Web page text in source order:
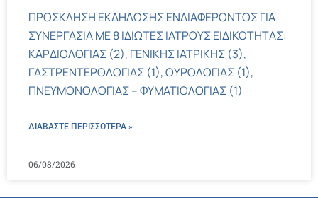
ΠΡΟΣΚΛΗΣΗ ΕΚΔΗΛΩΣΗΣ ΕΝΔΙΑΦΕΡΟΝΤΟΣ ΓΙΑ
ΣΥΝΕΡΓΑΣΙΑ ΜΕ 8 ΙΔΙΩΤΕΣ ΙΑΤΡΟΥΣ ΕΙΔΙΚΟΤΗΤΑΣ:
ΚΑΡΔΙΟΛΟΓΙΑΣ (2), ΓΕΝΙΚΗΣ ΙΑΤΡΙΚΗΣ (3),
ΓΑΣΤΡΕΝΤΕΡΟΛΟΓΙΑΣ (1), ΟΥΡΟΛΟΓΙΑΣ (1),
ΠΝΕΥΜΟΝΟΛΟΓΙΑΣ – ΦΥΜΑΤΙΟΛΟΓΙΑΣ (1)
ΔΙΑΒΑΣΤΕ ΠΕΡΙΣΣΌΤΕΡΑ »
06/08/2026